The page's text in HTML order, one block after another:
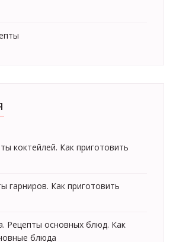
коктейлей. Как приготовить
гарниров. Как приготовить
Рецепты основных блюд. Как
блюда